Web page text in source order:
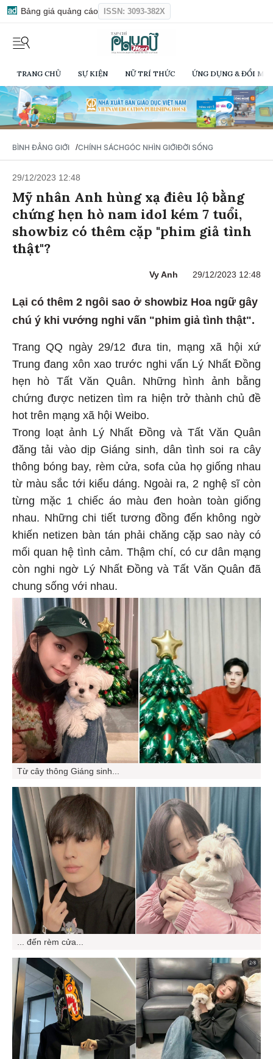
Bảng giá quảng cáo ISSN: 3093-382X
TRANG CHỦ SỰ KIỆN NỮ TRÍ THỨC ỨNG DỤNG & ĐỔI
BÌNH ĐẲNG GIỚI /CHÍNH SÁCHGÓC NHÌN GIỚIĐỜI SỐNG
29/12/2023 12:48
Mỹ nhân Anh hùng xạ điêu lộ bằng
chứng hẹn hò nam idol kém 7 tuổi,
showbiz có thêm cặp "phim giả tình
thật"?
Vy Anh 29/12/2023 12:48
Lại có thêm 2 ngôi sao ở showbiz Hoa ngữ gây
chú ý khi vướng nghi vấn "phim giả tình thật".
Trang QQ ngày 29/12 đưa tin, mạng xã hội xứ
Trung đang xôn xao trước nghi vấn Lý Nhất Đồng
hẹn hò Tất Văn Quân. Những hình ảnh bằng
chứng được netizen tìm ra hiện trở thành chủ đề
hot trên mạng xã hội Weibo.
Trong loạt ảnh Lý Nhất Đồng và Tất Văn Quân
đăng tải vào dịp Giáng sinh, dân tình soi ra cây
thông bóng bay, rèm cửa, sofa của họ giống nhau
từ màu sắc tới kiểu dáng. Ngoài ra, 2 nghệ sĩ còn
từng mặc 1 chiếc áo màu đen hoàn toàn giống
nhau. Những chi tiết tương đồng đến không ngờ
khiến netizen bàn tán phải chăng cặp sao này có
mối quan hệ tình cảm. Thậm chí, có cư dân mạng
còn nghi ngờ Lý Nhất Đồng và Tất Văn Quân đã
chung sống với nhau.
Từ cây thông Giáng sinh...
... đến rèm cửa...